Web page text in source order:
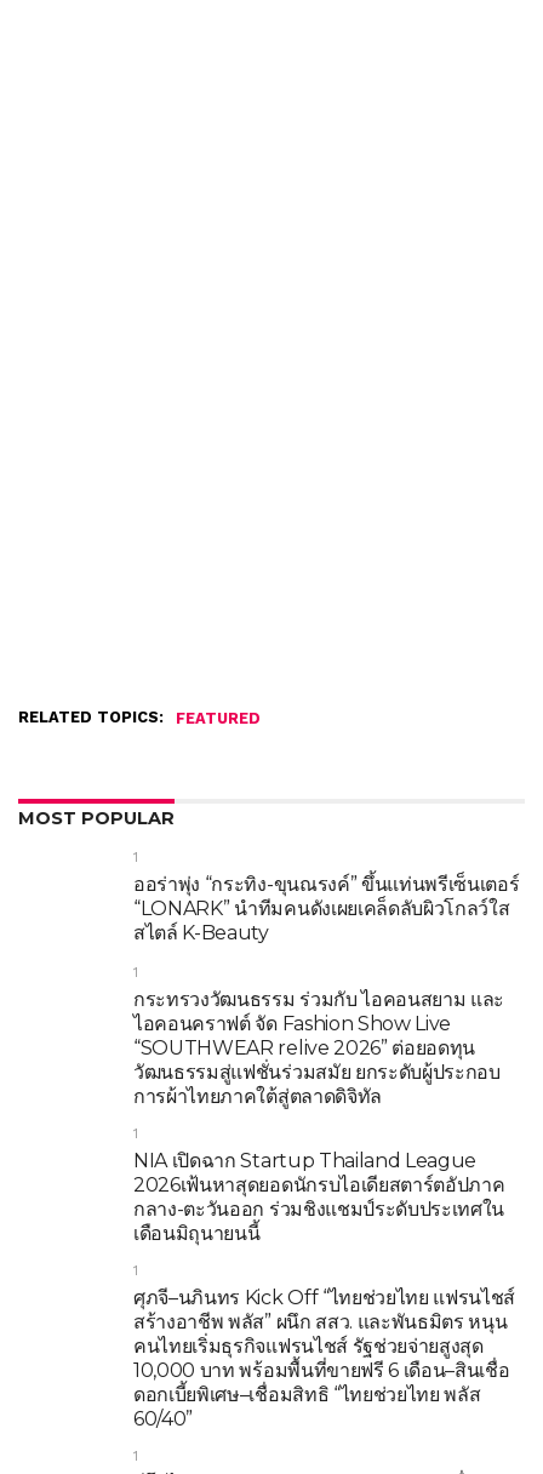
RELATED TOPICS: FEATURED
MOST POPULAR
1
ออร่าพุ่ง “กระทิง-ขุนณรงค์” ขึ้นแท่นพรีเซ็นเตอร์
“LONARK” นำทีมคนดังเผยเคล็ดลับผิวโกลว์ใส
สไตล์ K-Beauty
1
กระทรวงวัฒนธรรม ร่วมกับ ไอคอนสยาม และ
ไอคอนคราฟต์ จัด Fashion Show Live
“SOUTHWEAR relive 2026” ต่อยอดทุน
วัฒนธรรมสู่แฟชั่นร่วมสมัย ยกระดับผู้ประกอบ
การผ้าไทยภาคใต้สู่ตลาดดิจิทัล
1
NIA เปิดฉาก Startup Thailand League
2026เฟ้นหาสุดยอดนักรบไอเดียสตาร์ตอัปภาค
กลาง-ตะวันออก ร่วมชิงแชมป์ระดับประเทศใน
เดือนมิถุนายนนี้
1
ศุภจี–นภินทร Kick Off “ไทยช่วยไทย แฟรนไชส์
สร้างอาชีพ พลัส” ผนึก สสว. และพันธมิตร หนุน
คนไทยเริ่มธุรกิจแฟรนไชส์ รัฐช่วยจ่ายสูงสุด
10,000 บาท พร้อมพื้นที่ขายฟรี 6 เดือน–สินเชื่อ
ดอกเบี้ยพิเศษ–เชื่อมสิทธิ “ไทยช่วยไทย พลัส
60/40”
1